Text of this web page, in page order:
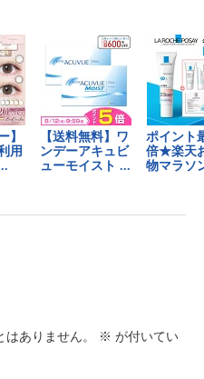
ありません。 ※ が付いてい